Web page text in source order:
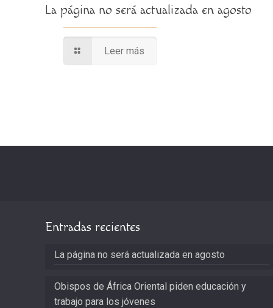
La página no será actualizada en agosto
Leer más
Entradas recientes
La página no será actualizada en agosto
Obispos de África Oriental piden educación y
trabajo para los jóvenes